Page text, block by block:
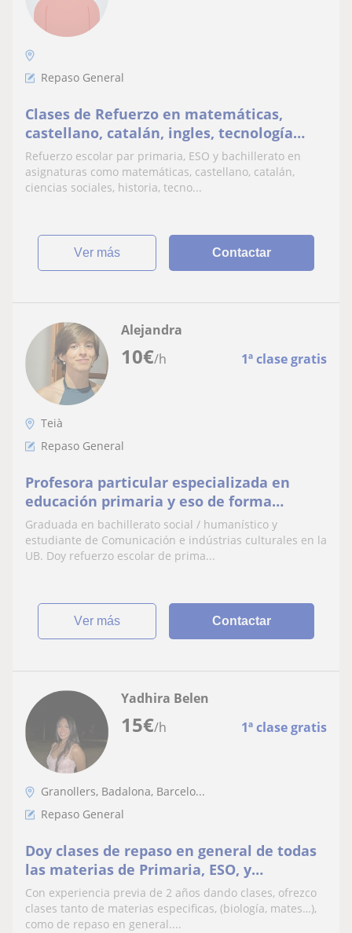
Repaso General
Clases de Refuerzo en matemáticas,
castellano, catalán, ingles, tecnología
etc.- primaria, ESO y bachillerato.
Refuerzo escolar par primaria, ESO y bachillerato en
asignaturas como matemáticas, castellano, catalán,
ciencias sociales, historia, tecno...
ver más Contactar
10€/h 1ª clase gratis
Alejandra
Teià
Repaso General
Profesora particular especializada en
educación primaria y eso de forma
presencial y online
Graduada en bachillerato social / humanístico y
estudiante de Comunicación e indústrias culturales en la
UB. Doy refuerzo escolar de prima...
ver más Contactar
15€/h 1ª clase gratis
Yadhira Belen
Granollers, Badalona, Barcelo...
Repaso General
Doy clases de repaso en general de todas
las materias de Primaria, ESO, y
Bachillerato científico
Con experiencia previa de 2 años dando clases, ofrezco
clases tanto de materias especificas, (biología, mates…),
como de repaso en general....